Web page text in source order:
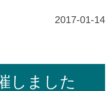
2017-01-14
しました